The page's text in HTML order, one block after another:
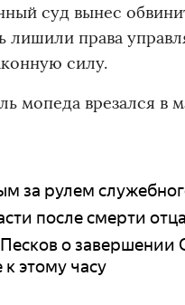
суд вынес
лишили права
силу.
мопеда врезался в
за рулем
после смерти
о
этому часу